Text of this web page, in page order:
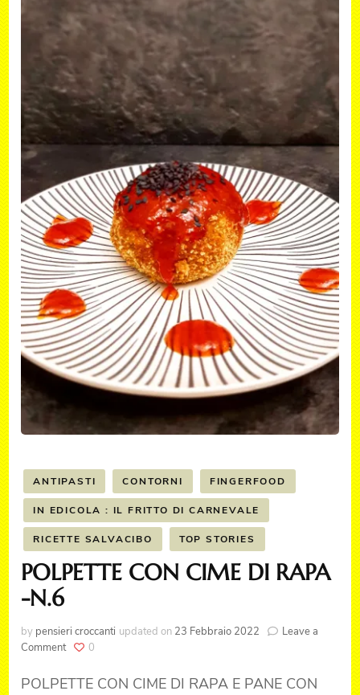
ANTIPASTI CONTORNI FINGERFOOD
IN EDICOLA : IL FRITTO DI CARNEVALE
RICETTE SALVACIBO TOP STORIES
POLPETTE CON CIME DI RAPA
-N.6
by pensieri croccanti updated on 23 Febbraio 2022
Leave a
Commenton
CON
0
POLPETTE CON CIME DI RAPA E PANE CON